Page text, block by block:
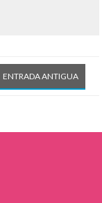
ENTRADA ANTIGUA